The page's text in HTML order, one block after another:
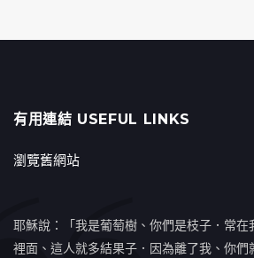
有用連結 USEFUL LINKS
瀏覽舊網站
耶穌說：「我是葡萄樹、你們是枝子．常
裡面、這人就多結果子．因為離了我、你們